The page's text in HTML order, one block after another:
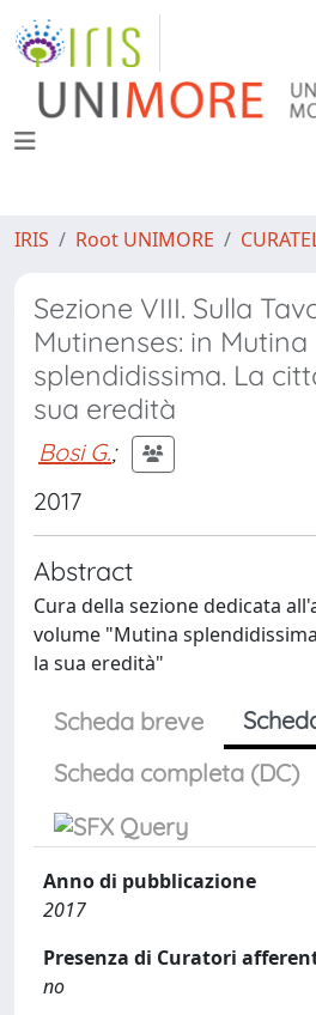
IRIS Root UNIMORE
Sezione VIII. Sulla
Mutinenses: in Mutina
splendidissima. La
sua eredità
Bosi G.;
2017
Abstract
Cura della sezione dedicata
volume "Mutina
la sua eredità"
Scheda breve
Scheda completa (DC)
Anno di pubblicazione
2017
Presenza di Curatori
no